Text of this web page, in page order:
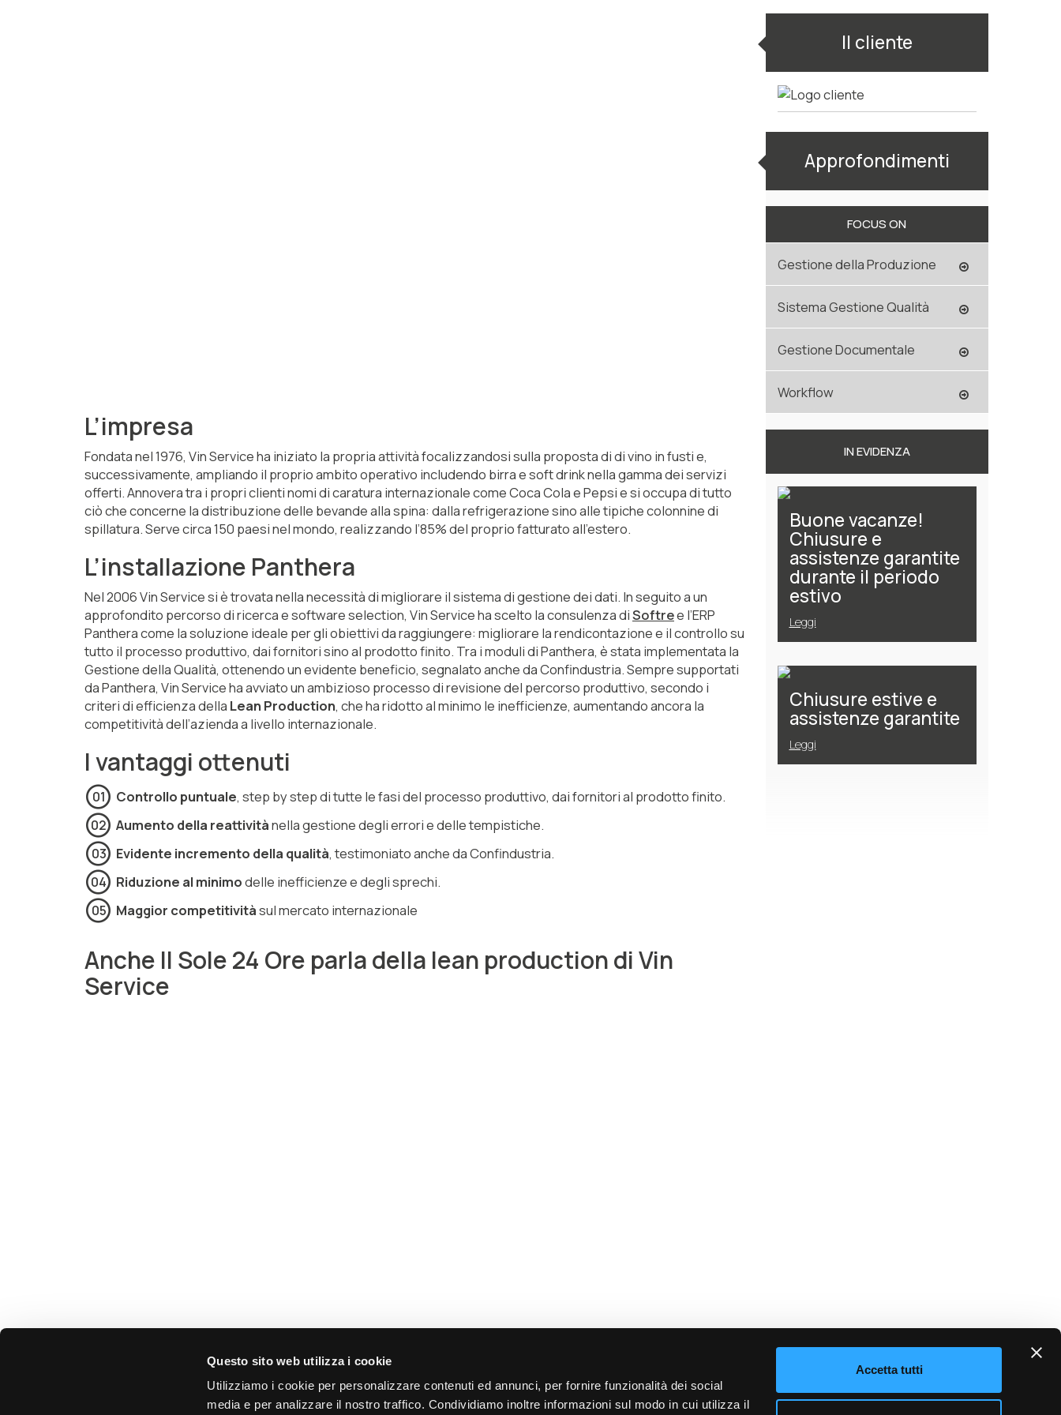
Questo sito web utilizza i cookie
Utilizziamo i cookie per personalizzare contenuti ed annunci, per fornire funzionalità dei social
media e per analizzare il nostro traffico. Condividiamo inoltre informazioni sul modo in cui utilizza il
Accetta tutti
L’impresa
Fondata nel 1976, Vin Service ha iniziato la propria attività focalizzandosi sulla proposta di di vino in fusti e,
successivamente, ampliando il proprio ambito operativo includendo birra e soft drink nella gamma dei servizi
offerti. Annovera tra i propri clienti nomi di caratura internazionale come Coca Cola e Pepsi e si occupa di tutto
ciò che concerne la distribuzione delle bevande alla spina: dalla refrigerazione sino alle tipiche colonnine di
spillatura. Serve circa 150 paesi nel mondo, realizzando l’85% del proprio fatturato all’estero.
L’installazione Panthera
Nel 2006 Vin Service si è trovata nella necessità di migliorare il sistema di gestione dei dati. In seguito a un
approfondito percorso di ricerca e software selection, Vin Service ha scelto la consulenza diSoftree l’ERP
Panthera come la soluzione ideale per gli obiettivi da raggiungere: migliorare la rendicontazione e il controllo su
tutto il processo produttivo, dai fornitori sino al prodotto finito. Tra i moduli di Panthera, è stata implementata la
Gestione della Qualità, ottenendo un evidente beneficio, segnalato anche da Confindustria. Sempre supportati
da Panthera, Vin Service ha avviato un ambizioso processo di revisione del percorso produttivo, secondo i
criteri di efficienza della Lean Production, che ha ridotto al minimo le inefficienze, aumentando ancora la
competitività dell’azienda a livello internazionale.
I vantaggi ottenuti
Controllo puntuale, step by step di tutte le fasi del processo produttivo, dai fornitori al prodotto finito.
Aumento della reattivitànella gestione degli errori e delle tempistiche.
Evidente incremento della qualità, testimoniato anche da Confindustria.
Riduzione al minimodelle inefficienze e degli sprechi.
Maggior competitivitàsul mercato internazionale
Anche Il Sole 24 Ore parla della lean production di Vin
Service
https://youtu.be/fdbHiv2ISWo
Il cliente
Approfondimenti
FOCUS ON
Gestione della Produzione
Sistema Gestione Qualità
Gestione Documentale
Workflow
IN EVIDENZA
Buone vacanze!
Chiusure e
assistenze garantite
durante il periodo
estivo
Leggi
Chiusure estive e
assistenze garantite
Leggi